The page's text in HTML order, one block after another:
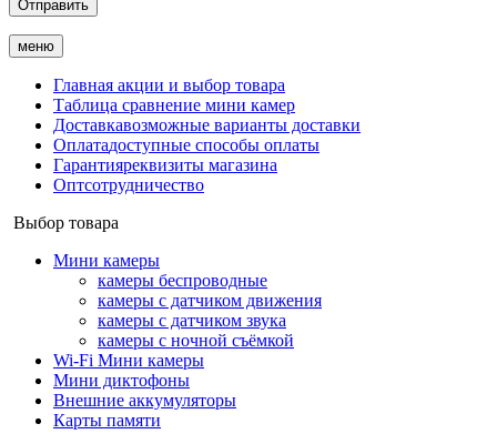
меню
Главная акции и выбор товара
Таблица сравнение мини камер
Доставкавозможные варианты доставки
Оплатадоступные способы оплаты
Гарантияреквизиты магазина
Оптсотрудничество
Выбор товара
Мини камеры
камеры беспроводные
камеры с датчиком движения
камеры с датчиком звука
камеры с ночной съёмкой
Wi-Fi Мини камеры
Мини диктофоны
Внешние аккумуляторы
Карты памяти